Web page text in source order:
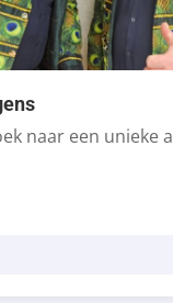
naar een unieke